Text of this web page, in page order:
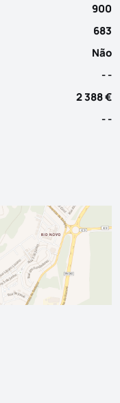
900
683
Não
- -
2 388 €
- -